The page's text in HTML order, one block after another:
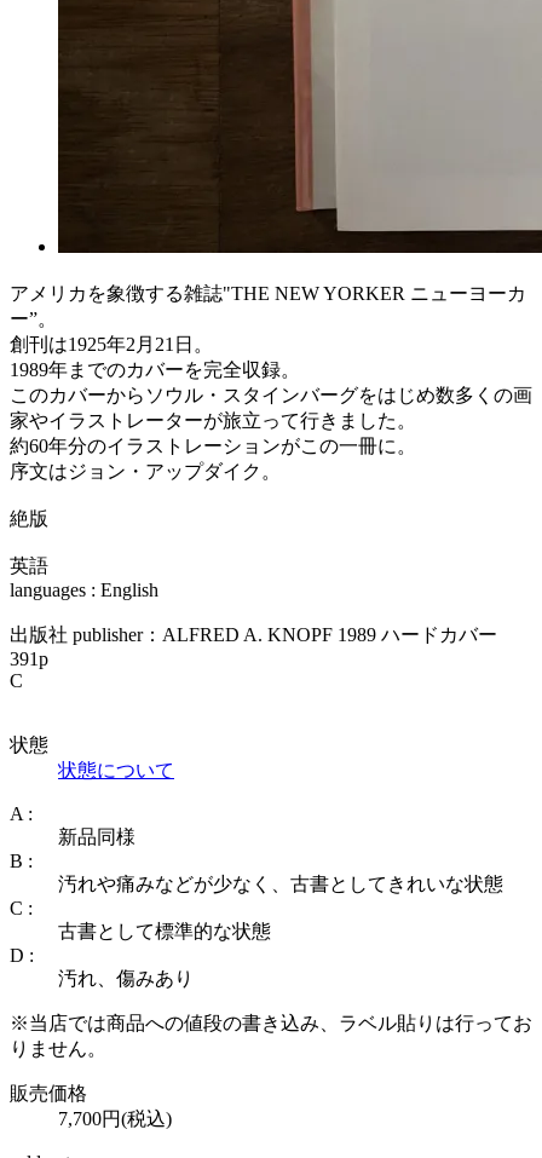
アメリカを象徴する雑誌"THE NEW YORKER ニューヨーカ
ー”。
創刊は1925年2月21日。
1989年までのカバーを完全収録。
このカバーからソウル・スタインバーグをはじめ数多くの画
家やイラストレーターが旅立って行きました。
約60年分のイラストレーションがこの一冊に。
序文はジョン・アップダイク。
絶版
英語
languages : English
出版社 publisher：ALFRED A. KNOPF 1989 ハードカバー
391p
C
状態
状態について
A :
新品同様
B :
汚れや痛みなどが少なく、古書としてきれいな状態
C :
古書として標準的な状態
D :
汚れ、傷みあり
※当店では商品への値段の書き込み、ラベル貼りは行ってお
りません。
販売価格
7,700円(税込)